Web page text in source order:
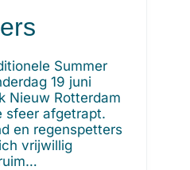
Summer
19 juni
Nieuw Rotterdam
sfeer afgetrapt.
en regenspetters
vrijwillig